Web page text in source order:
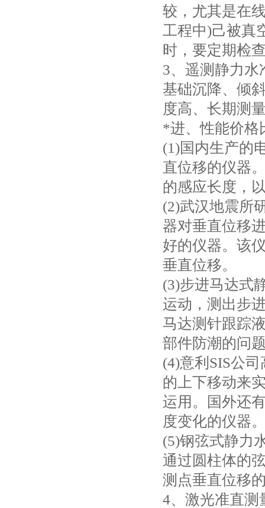
较，尤其是在
工程中)己被真
时，要定期检
3、遥测静力水
基础沉降、倾
度高、长期测
*进、性能价格
(1)国内生产的
直位移的仪器
的感应长度，
(2)武汉地震所
器对垂直位移
好的仪器。该
垂直位移。
(3)步进马达式
运动，测出步
马达测针跟踪
部件防潮的问
(4)意利SIS公
的上下移动来
运用。国外还
度变化的仪器
(5)钢弦式静力
通过圆柱体的
测点垂直位移
4、激光准直测